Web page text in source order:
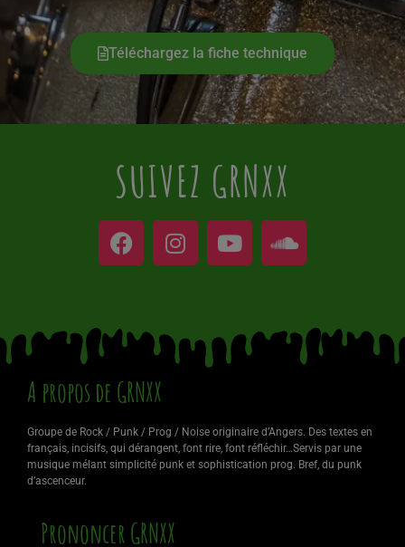
Téléchargez la fiche technique
SUIVEZ GRNXX
A propos de GRNXX
Groupe de Rock / Punk / Prog / Noise originaire d’Angers. Des textes en
français, incisifs, qui dérangent, font rire, font réfléchir…Servis par une
musique mélant simplicité punk et sophistication prog. Bref, du punk
d’ascenceur.
Prononcer GRNXX